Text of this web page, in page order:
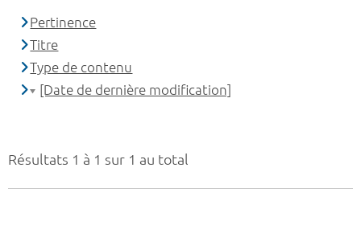
Résultats 1 à 1 sur 1 au total
Pertinence
Titre
Type de contenu
[Date de dernière modification]